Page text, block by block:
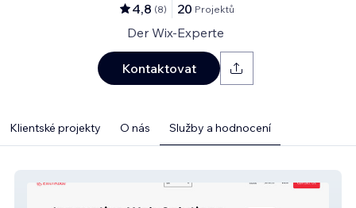
4,8 (8) 20 Projektů
Der Wix-Experte
Kontaktovat
Klientské projekty O nás Služby a hodnocení